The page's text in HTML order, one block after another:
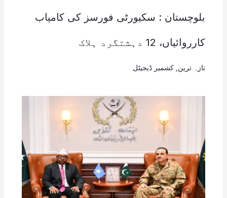
بلوچستان : سکیورٹی فورسز کی کامیاب
کارروائیاں، 12 دہشتگرد ہلاک
تازہ ترین کشمیر ڈیجیٹل